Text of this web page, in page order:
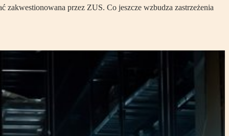
przez ZUS. Co jeszcze wzbudza zastrzeżenia